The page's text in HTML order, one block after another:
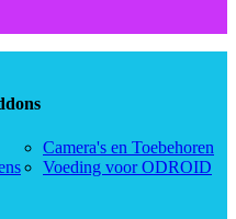
Camera's en Toebehoren
Voeding voor ODROID